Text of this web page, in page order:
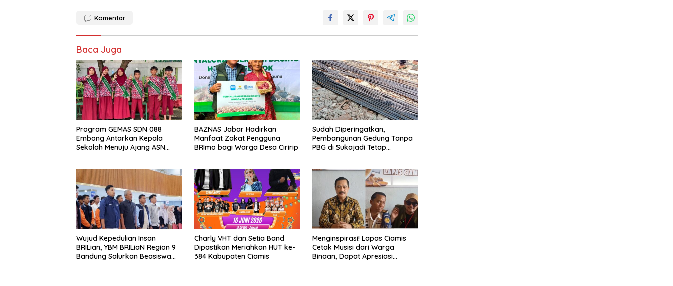
Komentar
Baca Juga
Program GEMAS SDN 088
Embong Antarkan Kepala
Sekolah Menuju Ajang ASN
BAZNAS Jabar Hadirkan
Manfaat Zakat Pengguna
BRImo bagi Warga Desa Ciririp
Sudah Diperingatkan,
Pembangunan Gedung Tanpa
PBG di Sukajadi Tetap
Wujud Kepedulian Insan
BRILian, YBM BRILiaN Region 9
Bandung Salurkan Beasiswa
Charly VHT dan Setia Band
Dipastikan Meriahkan HUT ke-
384 Kabupaten Ciamis
Menginspirasi! Lapas Ciamis
Cetak Musisi dari Warga
Binaan, Dapat Apresiasi